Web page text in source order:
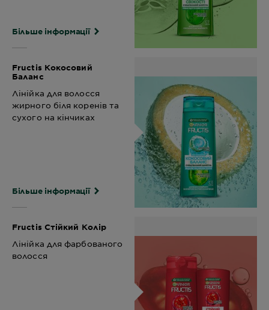
Більше інформації
Fructis Кокосовий
Баланс
Лінійка для волосся
жирного біля коренів та
сухого на кінчиках
Більше інформації
Fructis Стійкий Колір
Лінійка для фарбованого
волосся